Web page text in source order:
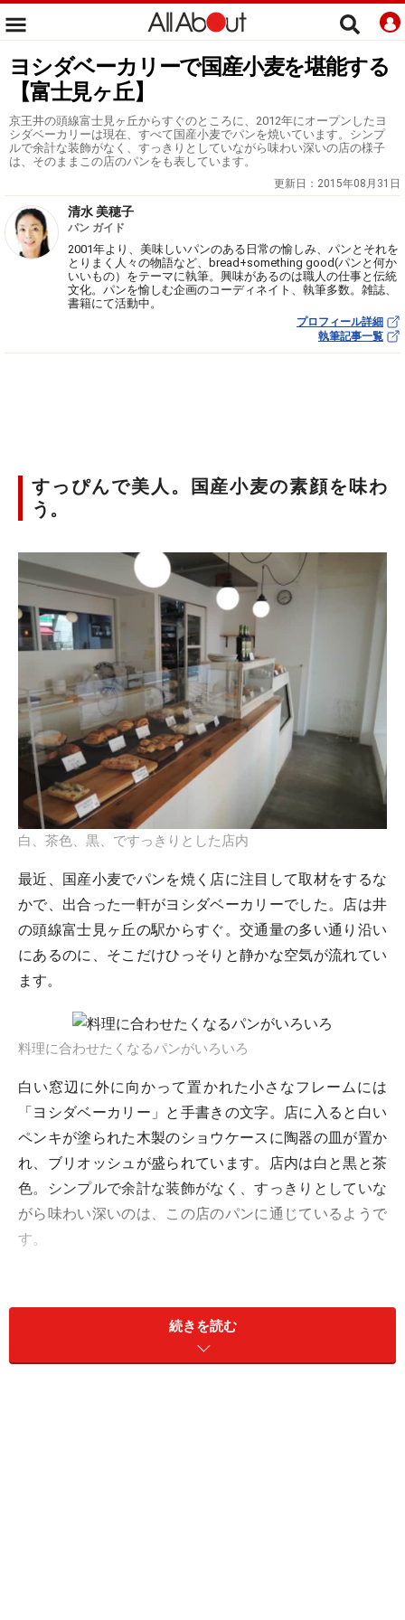
ヨシダベーカリーで国産小麦を堪能する
【富士見ヶ丘】
京王井の頭線富士見ヶ丘からすぐのところに、2012年にオープンしたヨ
シダベーカリーは現在、すべて国産小麦でパンを焼いています。シンプ
ルで余計な装飾がなく、すっきりとしていながら味わい深いの店の様子
は、そのままこの店のパンをも表しています。
更新日： 2015年08月31日
清水 美穂子
パン ガイド
2001年より、美味しいパンのある日常の愉しみ、パンとそれを
とりまく人々の物語など、bread+something good(パンと何か
いいもの）をテーマに執筆。興味があるのは職人の仕事と伝統
文化。パンを愉しむ企画のコーディネイト、執筆多数。雑誌、
書籍にて活動中。
プロフィール詳細
執筆記事一覧
すっぴんで美人。国産小麦の素顔を味わ
う。
白、茶色、黒、ですっきりとした店内
最近、国産小麦でパンを焼く店に注目して取材をするな
かで、出合った一軒がヨシダベーカリーでした。店は井
の頭線富士見ヶ丘の駅からすぐ。交通量の多い通り沿い
にあるのに、そこだけひっそりと静かな空気が流れてい
ます。
料理に合わせたくなるパンがいろいろ
白い窓辺に外に向かって置かれた小さなフレームには
「ヨシダベーカリー」と手書きの文字。店に入ると白い
ペンキが塗られた木製のショウケースに陶器の皿が置か
れ、ブリオッシュが盛られています。店内は白と黒と茶
色。シンプルで余計な装飾がなく、すっきりとしていな
がら味わい深いのは、この店のパンに通じているようで
す。
バゲットリュスティック
「フランスパンください」と年配の女性客が指差したの
続きを読む